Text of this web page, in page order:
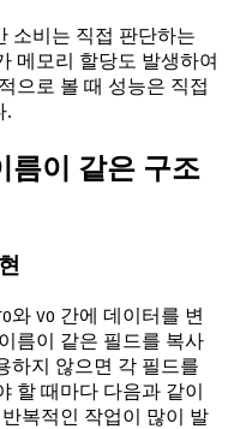
소비는 직접 판단하는
메모리 할당도 발생하여
으로 볼 때 성능은 직접
.
름이 같은 구조
와 VO 간에 데이터를 변
름이 같은 필드를 복사
하지 않으면 각 필드를
할 때마다 다음과 같이
복적인 작업이 많이 발